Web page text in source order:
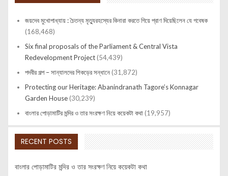
জয়দেব মুখোপাধ্যায় : চৈতন্য মৃত্যুরহস্যের কিনারা করতে গিয়ে প্রাণ দিয়েছিলেন যে গবেষক
(168,468)
Six final proposals of the Parliament & Central Vista
Redevelopment Project (54,439)
পদবীর গল্প – সান্যালদের শিকড়ের সন্ধানে (31,872)
Protecting our Heritage: Abanindranath Tagore’s Konnagar
Garden House (30,239)
বাংলার পোড়ামাটির মন্দির ও তার সংরক্ষণ নিয়ে কয়েকটা কথা (19,957)
RECENT POSTS
বাংলার পোড়ামাটির মন্দির ও তার সংরক্ষণ নিয়ে কয়েকটা কথা